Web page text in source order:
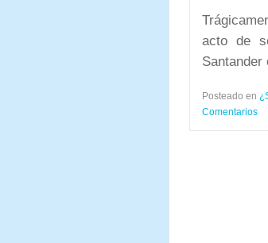
acto de
Santander
Posteado en
Comentarios